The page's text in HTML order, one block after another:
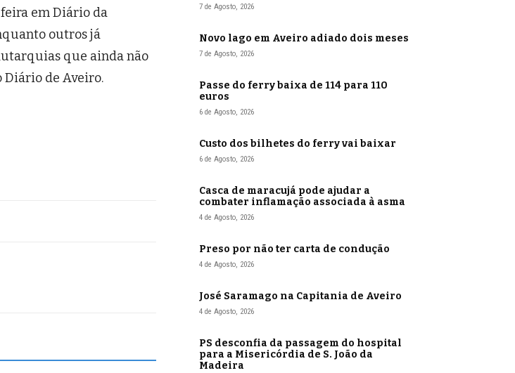
em Diário da
outros já
que ainda não
Diário de Aveiro.
7 de Agosto, 2026
Novo lago em Aveiro adiado dois meses
7 de Agosto, 2026
Passe do ferry baixa de 114 para 110
euros
6 de Agosto, 2026
Custo dos bilhetes do ferry vai baixar
6 de Agosto, 2026
Casca de maracujá pode ajudar a
combater inflamação associada à asma
4 de Agosto, 2026
Preso por não ter carta de condução
4 de Agosto, 2026
José Saramago na Capitania de Aveiro
4 de Agosto, 2026
PS desconfia da passagem do hospital
para a Misericórdia de S. João da
Madeira